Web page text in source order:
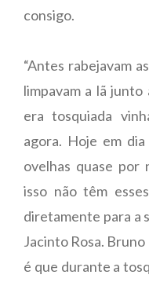
consigo.
“Antes rabejavam
limpavam a lã junto
era tosquiada
agora. Hoje em
ovelhas quase por
isso não têm
diretamente para a
Jacinto Rosa.
é que durante a